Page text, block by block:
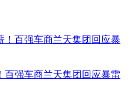
百强车商兰天集团回应暴雷